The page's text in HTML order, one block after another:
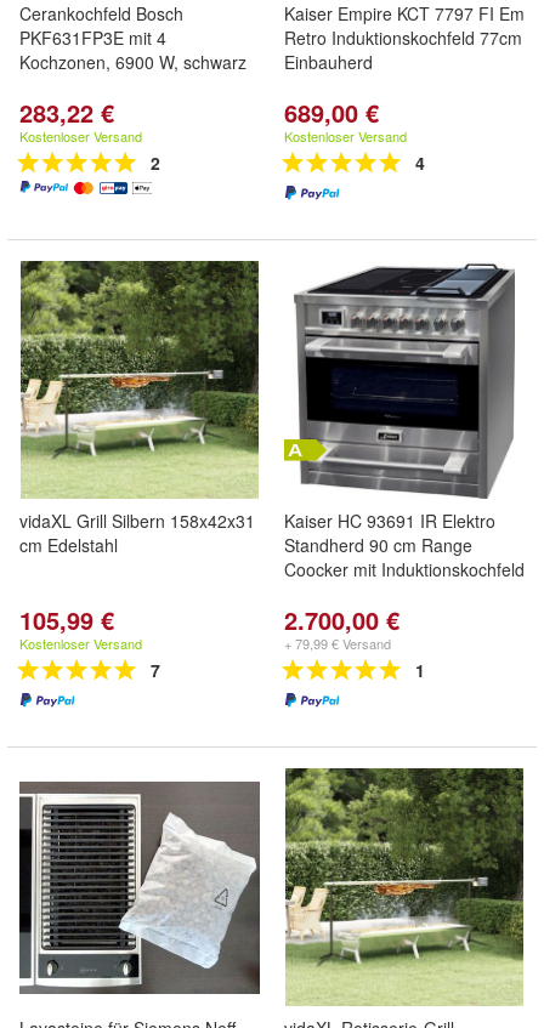
Cerankochfeld Bosch
PKF631FP3E mit 4
Kochzonen, 6900 W, schwarz
283,22 €
Kostenloser Versand
2
Kaiser Empire KCT 7797 FI Em
Retro Induktionskochfeld 77cm
Einbauherd
689,00 €
Kostenloser Versand
4
vidaXL Grill Silbern 158x42x31
cm Edelstahl
105,99 €
Kostenloser Versand
7
Kaiser HC 93691 IR Elektro
Standherd 90 cm Range
Coocker mit Induktionskochfeld
2.700,00 €
+ 79,99 € Versand
1